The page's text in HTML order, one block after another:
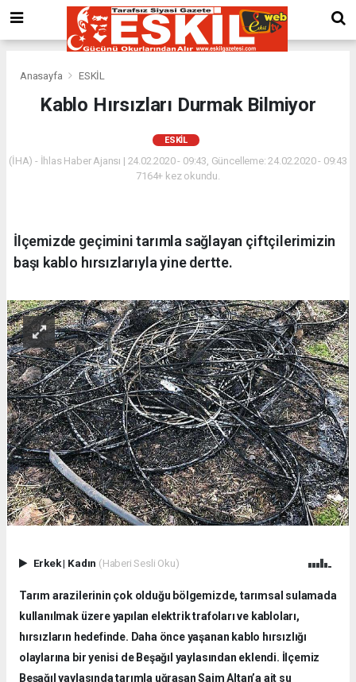
Anasayfa ESKİL
Kablo Hırsızları Durmak Bilmiyor
ESKİL
(İHA) - İhlas Haber Ajansı | 24.02.2020 - 09:43, Güncelleme: 24.02.2020 - 09:43
7164+ kez okundu.
İlçemizde geçimini tarımla sağlayan çiftçilerimizin
başı kablo hırsızlarıyla yine dertte.
Erkek| Kadın (Haberi Sesli Oku)
Tarım arazilerinin çok olduğu bölgemizde, tarımsal sulamada
kullanılmak üzere yapılan elektrik trafoları ve kabloları,
hırsızların hedefinde. Daha önce yaşanan kablo hırsızlığı
olaylarına bir yenisi de Beşağıl yaylasından eklendi. İlçemiz
Beşağıl yaylasında tarımla uğraşan Saim Altan’a ait su